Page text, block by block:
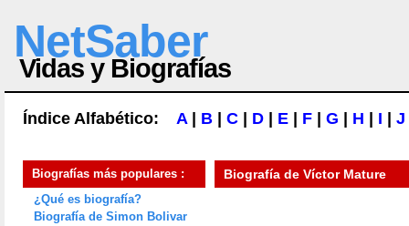
NetSaber
Vidas y Biografías
Índice Alfabético: A| B C D E F G H I J
Biografías más populares :
¿Qué es biografía?
Biografía de Simon Bolivar
Biografía de Víctor Mature